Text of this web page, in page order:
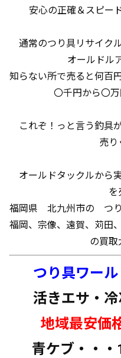
安心の正確＆スピー
通常のつり具リサイク
オールドル
知らない所で売ると何百
〇千円から〇
これぞ！っと言う釣具
売り
オールドタックルから
を
福岡県 北九州市の つり
福岡、宗像、遠賀、苅田
の買
つり具ワー
活きエサ・
地域最安価
青ケブ・・